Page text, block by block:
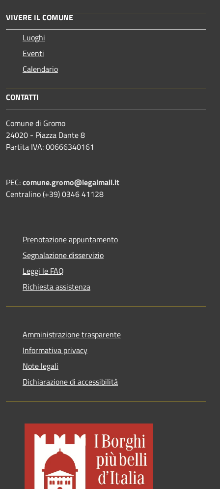
VIVERE IL COMUNE
Luoghi
Eventi
Calendario
CONTATTI
Comune di Gromo
24020 - Piazza Dante 8
Partita IVA: 00666340161
PEC:comune.gromo@legalmail.it
Centralino (+39) 0346 41128
Prenotazione appuntamento
Segnalazione disservizio
Leggi le FAQ
Richiesta assistenza
Amministrazione trasparente
Informativa privacy
Note legali
Dichiarazione di accessibilità